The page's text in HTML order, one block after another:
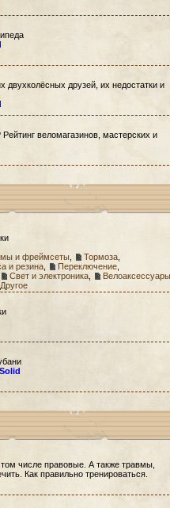
двухколёсных друзей, их недостатки и
Рейтинг веломагазинов, мастерских и
и фреймсеты Тормоза
и резина Переключение
Свет и электроника Велоаксессуары
Другое
Solid
числе правовые. А также травмы,
Как правильно тренироваться.